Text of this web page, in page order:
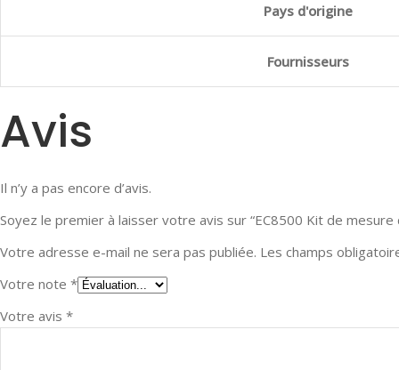
Pays d'origine
Fournisseurs
Avis
Il n’y a pas encore d’avis.
Soyez le premier à laisser votre avis sur “EC8500 Kit de
Votre adresse e-mail ne sera pas publiée. Les champs
Votre note *
Votre avis *